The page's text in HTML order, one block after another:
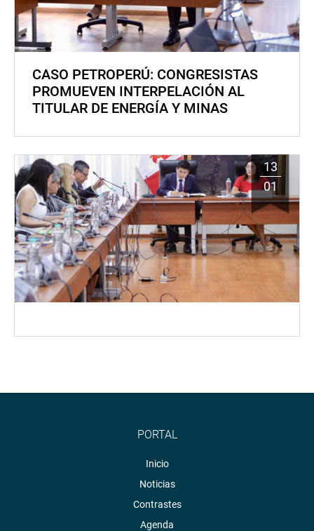
CASO PETROPERÚ: CONGRESISTAS
PROMUEVEN INTERPELACIÓN AL
TITULAR DE ENERGÍA Y MINAS
13
01
PORTAL
Inicio
Noticias
Contrastes
Agenda